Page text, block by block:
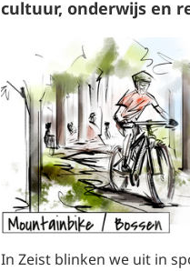
cultuur, onderwijs en
In Zeist blinken we uit in